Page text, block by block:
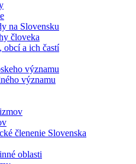
na Slovensku
človeka
obcí a ich častí
významu
významu
členenie Slovenska
oblasti